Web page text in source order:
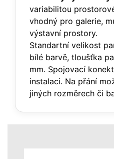
variabilitou
vhodný pro galerie,
výstavní prostory.
Standartní velikost
bílé barvě, tloušťka
mm. Spojovací
instalaci. Na přání
jiných rozměrech či